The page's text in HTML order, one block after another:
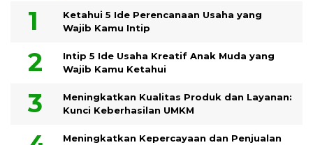
Ketahui 5 Ide Perencanaan Usaha yang
Wajib Kamu Intip
Intip 5 Ide Usaha Kreatif Anak Muda yang
Wajib Kamu Ketahui
Meningkatkan Kualitas Produk dan Layanan:
Kunci Keberhasilan UMKM
Meningkatkan Kepercayaan dan Penjualan